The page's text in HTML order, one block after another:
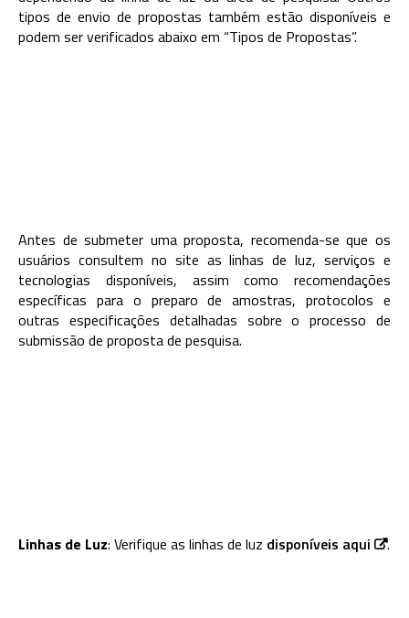
tipos de envio de propostas também estão disponíveis e
podem ser verificados abaixo em “Tipos de Propostas”.
Antes de submeter uma proposta, recomenda-se que os
usuários consultem no site as linhas de luz, serviços e
tecnologias disponíveis, assim como recomendações
específicas para o preparo de amostras, protocolos e
outras especificações detalhadas sobre o processo de
submissão de proposta de pesquisa.
Linhas de Luz: Verifique as linhas de luz disponíveis aqui .